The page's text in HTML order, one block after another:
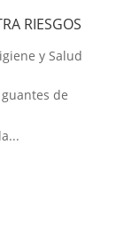
RIESGOS
y Salud
de
•